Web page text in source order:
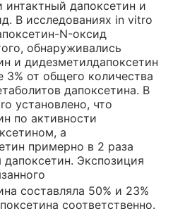
интактный дапоксетин и
В исследованиях in vitro
N-оксид
обнаруживались
и дидезметилдапоксетин
3% от общего количества
дапоксетина. В
установлено, что
по активности
а
примерно в 2 раза
Экспозиция
составляла 50% и 23%
соответственно.